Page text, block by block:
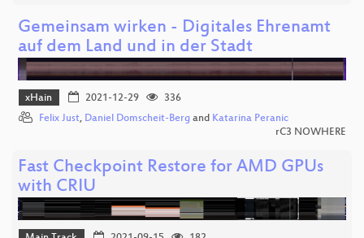
Gemeinsam wirken - Digitales Ehrenamt
auf dem Land und in der Stadt
xHain 2021-12-29
336
Felix Just, Daniel Domscheit-Berg and Katarina Peranic
rC3 NOWHERE
Fast Checkpoint Restore for AMD GPUs
with CRIU